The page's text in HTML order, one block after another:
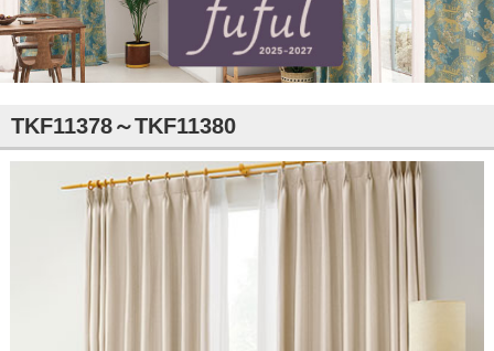
TKF11378～TKF11380